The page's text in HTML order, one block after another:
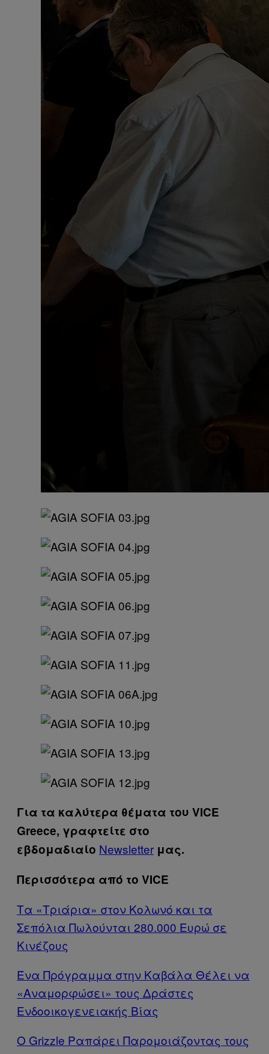
Για τα καλύτερα θέματα του VICE
Greece, γραφτείτε στο
εβδομαδιαίο Newsletter μας.
Περισσότερα από το VICE
Τα «Τριάρια» στον Κολωνό και τα
Σεπόλια Πωλούνται 280.000 Ευρώ σε
Κινέζους
Ένα Πρόγραμμα στην Καβάλα Θέλει να
«Αναμορφώσει» τους Δράστες
Ενδοοικογενειακής Βίας
Ο Grizzle Ραπάρει Παρομοιάζοντας τους